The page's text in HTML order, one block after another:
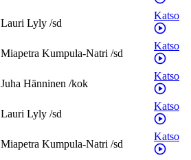
Lauri Lyly /sd
Katso
Miapetra Kumpula-Natri /sd
Katso
Juha Hänninen /kok
Katso
Lauri Lyly /sd
Katso
Miapetra Kumpula-Natri /sd
Katso